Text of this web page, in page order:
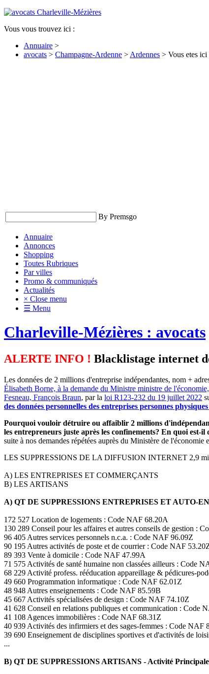
Vous vous trouvez ici :
Annuaire >
avocats > Champagne-Ardenne > Ardennes > Vous etes ici
By Premsgo
Annuaire
Annonces
Shopping
Toutes Rubriques
Par villes
Promo & communiqués
Actualités
× Close menu
☰ Menu
Charleville-Mézières : avocats
ALERTE INFO ! Blacklistage internet
Les données de 2 millions d'entreprise indépendantes, nom +
Élisabeth Borne, à la demande du Ministre ministre de
Fesneau, François Braun, par la loi R123-232 du 19 juillet 2022
des données personnelles des entreprises personnes
Pourquoi vouloir détruire ou affaiblir 2 millions
les entrepreneurs juste après les confinements? En quoi est-
suite à nos demandes répétées auprès du Ministère de
LES SUPPRESSIONS DE LA DIFFUSION INTERNET 2,9
A) LES ENTREPRISES ET COMMERÇANTS
B) LES ARTISANS
A) QT DE SUPPRESSIONS ENTREPRISES ET AUTO-
172 527 Location de logements : Code NAF 68.20A
130 289 Conseil pour les affaires et autres conseils de gestion :
96 405 Autres services personnels n.c.a. : Code NAF 96.09Z
90 195 Autres activités de poste et de courrier : Code NAF
89 393 Vente à domicile : Code NAF 47.99A
71 575 Activités de santé humaine non classées ailleurs : Code
68 229 Activité profess. rééducation appareillage & pédicures-
49 660 Programmation informatique : Code NAF 62.01Z
48 948 Autres enseignements : Code NAF 85.59B
45 667 Activités spécialisées de design : Code NAF 74.10Z
41 628 Conseil en relations publiques et communication : Code
41 108 Agences immobilières : Code NAF 68.31Z
40 939 Activités des infirmiers et des sages-femmes : Code NAF
39 690 Enseignement de disciplines sportives et d'activités de
...
B) QT DE SUPPRESSIONS ARTISANS - Activité